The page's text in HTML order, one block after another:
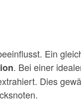
Ein
. Bei einer
Dies